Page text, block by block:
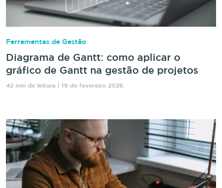
Ferramentas de Gestão
Diagrama de Gantt: como aplicar o
gráfico de Gantt na gestão de projetos
42 min de leitura | 19 de fevereiro 2026